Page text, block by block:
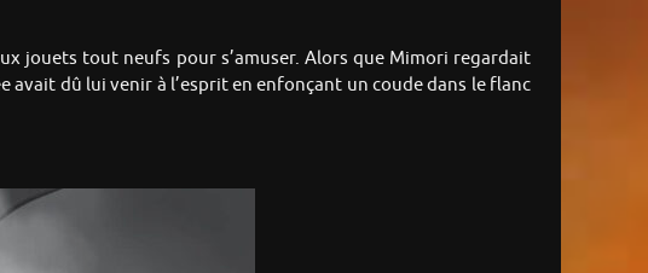
jouets tout neufs pour s’amuser. Alors que Mimori regardait
avait dû lui venir à l’esprit en enfonçant un coude dans le flanc